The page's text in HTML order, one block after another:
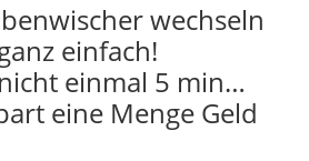
wechseln
einfach!
einmal 5 min…
eine Menge Geld